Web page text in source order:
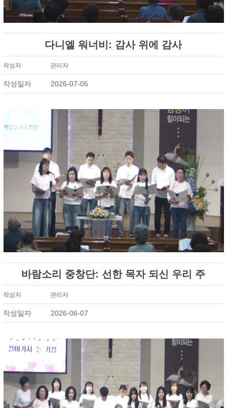
다니엘 워너비: 감사 위에 감사
작성자 관리자
작성일자 2026-07-05
바람소리 중창단: 선한 목자 되신 우리 주
작성자 관리자
작성일자 2026-06-07